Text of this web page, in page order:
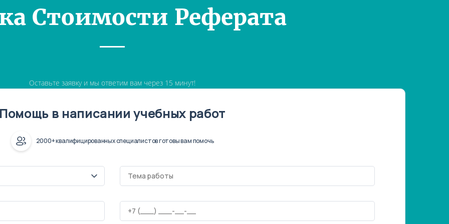
Стоимости Реферата
Оставьте заявку и мы ответим вам через 15 минут!
в написании учебных работ
2000+ квалифицированных специалистов готовы вам помочь